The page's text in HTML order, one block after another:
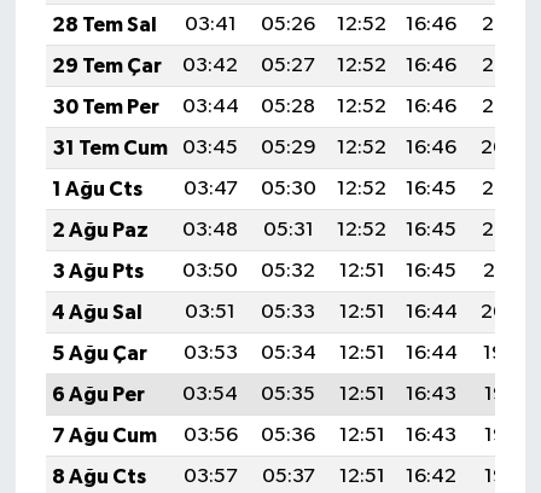
28 Tem Sal
03:41 05:26 12:52 16:46
20:07
29 Tem Çar
03:42 05:27 12:52 16:46
20:06
30 Tem Per
03:44 05:28 12:52 16:46
20:05
31 Tem Cum
03:45 05:29 12:52 16:46
20:04
1 Ağu Cts
03:47 05:30 12:52 16:45
20:03
2 Ağu Paz
03:48 05:31 12:52 16:45
20:02
3 Ağu Pts
03:50 05:32 12:51 16:45
20:01
4 Ağu Sal
03:51 05:33 12:51 16:44
20:00
5 Ağu Çar
03:53 05:34 12:51 16:44
19:59
6 Ağu Per
03:54 05:35 12:51 16:43
19:58
7 Ağu Cum
03:56 05:36 12:51 16:43
19:56
8 Ağu Cts
03:57 05:37 12:51 16:42
19:55